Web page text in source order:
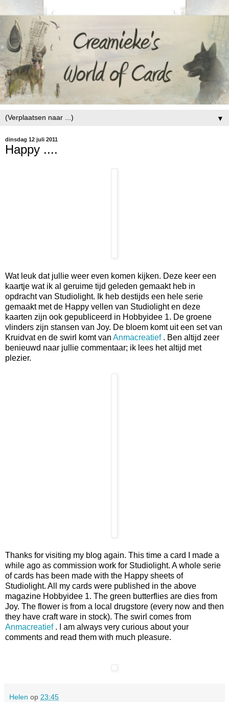
▼
dinsdag 12 juli 2011
Happy ....
Wat leuk dat jullie weer even komen kijken. Deze keer een
kaartje wat ik al geruime tijd geleden gemaakt heb in
opdracht van Studiolight. Ik heb destijds een hele serie
gemaakt met de Happy vellen van Studiolight en deze
kaarten zijn ook gepubliceerd in Hobbyidee 1. De groene
vlinders zijn stansen van Joy. De bloem komt uit een set van
Kruidvat en de swirl komt van Anmacreatief . Ben altijd zeer
benieuwd naar jullie commentaar; ik lees het altijd met
plezier.
Thanks for visiting my blog again. This time a card I made a
while ago as commission work for Studiolight. A whole serie
of cards has been made with the Happy sheets of
Studiolight. All my cards were published in the above
magazine Hobbyidee 1. The green butterflies are dies from
Joy. The flower is from a local drugstore (every now and then
they have craft ware in stock). The swirl comes from
Anmacreatief . I am always very curious about your
comments and read them with much pleasure.
Helen op 23:45